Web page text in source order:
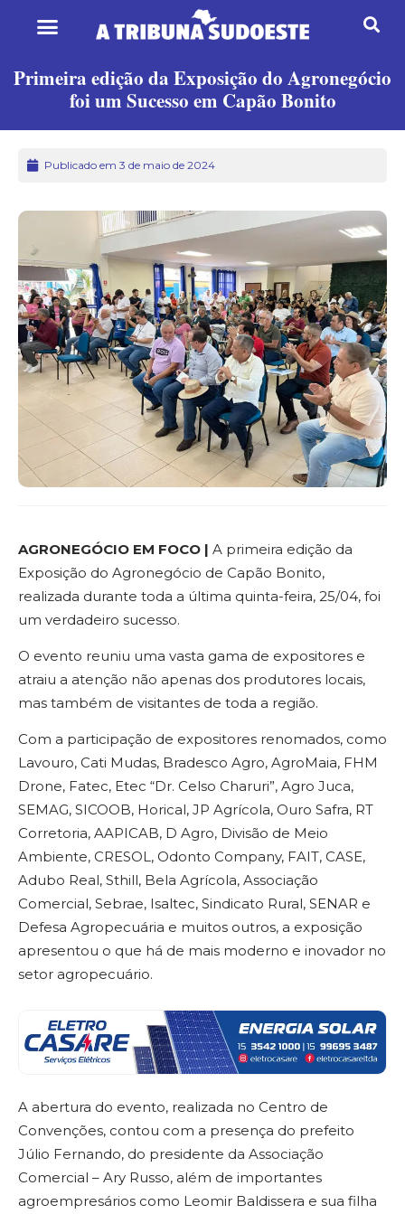
Primeira edição da Exposição do Agronegócio
foi um Sucesso em Capão Bonito
Publicado em 3 de maio de 2024
AGRONEGÓCIO EM FOCO | A primeira edição da
Exposição do Agronegócio de Capão Bonito,
realizada durante toda a última quinta-feira, 25/04, foi
um verdadeiro sucesso.
O evento reuniu uma vasta gama de expositores e
atraiu a atenção não apenas dos produtores locais,
mas também de visitantes de toda a região.
Com a participação de expositores renomados, como
Lavouro, Cati Mudas, Bradesco Agro, AgroMaia, FHM
Drone, Fatec, Etec “Dr. Celso Charuri”, Agro Juca,
SEMAG, SICOOB, Horical, JP Agrícola, Ouro Safra, RT
Corretoria, AAPICAB, D Agro, Divisão de Meio
Ambiente, CRESOL, Odonto Company, FAIT, CASE,
Adubo Real, Sthill, Bela Agrícola, Associação
Comercial, Sebrae, Isaltec, Sindicato Rural, SENAR e
Defesa Agropecuária e muitos outros, a exposição
apresentou o que há de mais moderno e inovador no
setor agropecuário.
A abertura do evento, realizada no Centro de
Convenções, contou com a presença do prefeito
Júlio Fernando, do presidente da Associação
Comercial – Ary Russo, além de importantes
agroempresários como Leomir Baldissera e sua filha